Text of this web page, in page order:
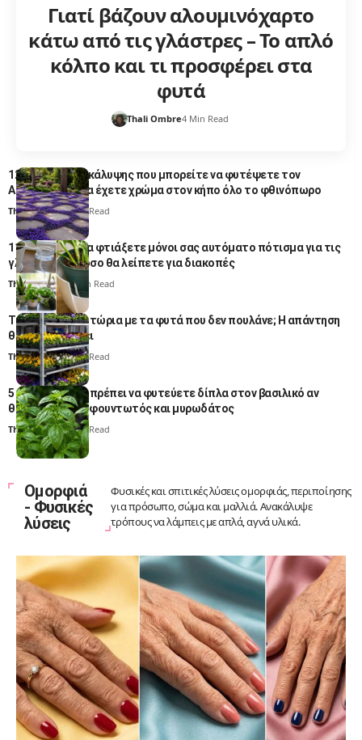
Γιατί βάζουν αλουμινόχαρτο
κάτω από τις γλάστρες – Το απλό
κόλπο και τι προσφέρει στα
φυτά
Thali Ombre4 Min Read
12 φυτά εδαφοκάλυψης που μπορείτε να φυτέψετε τον
Αύγουστο για να έχετε χρώμα στον κήπο όλο το φθινόπωρο
Thali Ombre7 Min Read
11 τρόποι για να φτιάξετε μόνοι σας αυτόματο πότισμα για τις
γλάστρες σας όσο θα λείπετε για διακοπές
Thali Ombre11 Min Read
Τι κάνουν τα φυτώρια με τα φυτά που δεν πουλάνε; Η απάντηση
θα σας εκπλήξει
Thali Ombre4 Min Read
5 φυτά που δεν πρέπει να φυτεύετε δίπλα στον βασιλικό αν
θέλετε να γίνει φουντωτός και μυρωδάτος
Thali Ombre5 Min Read
Ομορφιά
- Φυσικές
λύσεις
Φυσικές και σπιτικές λύσεις ομορφιάς, περιποίησης
για πρόσωπο, σώμα και μαλλιά. Ανακάλυψε
τρόπους να λάμπεις με απλά, αγνά υλικά.